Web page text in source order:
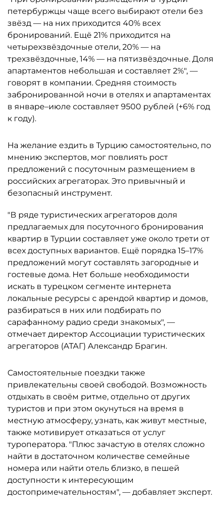
петербуржцы чаще всего выбирают отели без
звёзд — на них приходится 40% всех
бронирований. Ещё 21% приходится на
четырехзвёздочные отели, 20% — на
трехзвёздочные, 14% — на пятизвёздочные. Доля
апартаментов небольшая и составляет 2%", —
говорят в компании. Средняя стоимость
забронированной ночи в отелях и апартаментах
в январе–июле составляет 9500 рублей (+6% год
к году).
На желание ездить в Турцию самостоятельно, по
мнению экспертов, мог повлиять рост
предложений с посуточным размещением в
российских агрегаторах. Это привычный и
безопасный инструмент.
"В ряде туристических агрегаторов доля
предлагаемых для посуточного бронирования
квартир в Турции составляет уже около трети от
всех доступных вариантов. Ещё порядка 15–17%
предложений могут составлять загородные и
гостевые дома. Нет больше необходимости
искать в турецком сегменте интернета
локальные ресурсы с арендой квартир и домов,
разбираться в них или подбирать по
сарафанному радио среди знакомых", —
отмечает директор Ассоциации туристических
агрегаторов (АТАГ) Александр Брагин.
Самостоятельные поездки также
привлекательны своей свободой. Возможность
отдыхать в своём ритме, отдельно от других
туристов и при этом окунуться на время в
местную атмосферу, узнать, как живут местные,
также мотивирует отказаться от услуг
туроператора. "Плюс зачастую в отелях сложно
найти в достаточном количестве семейные
номера или найти отель близко, в пешей
доступности к интересующим
достопримечательностям", — добавляет эксперт.